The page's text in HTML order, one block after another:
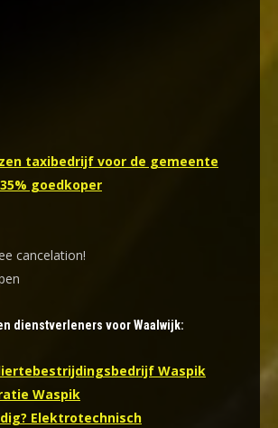
taxibedrijf voor de gemeente
goedkoper
cancelation!
dienstverleners voor Waalwijk:
Waspik
Waspik
Elektrotechnisch